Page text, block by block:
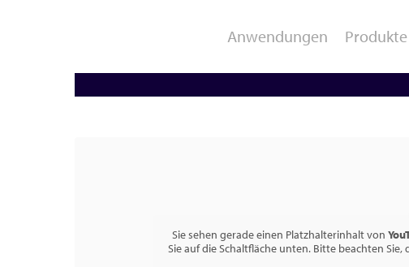
Anwendungen Produkte
Sie sehen gerade einen Platzhalterinhalt von
Sie auf die Schaltfläche unten. Bitte beachten